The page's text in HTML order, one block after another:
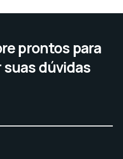
prontos para
dúvidas